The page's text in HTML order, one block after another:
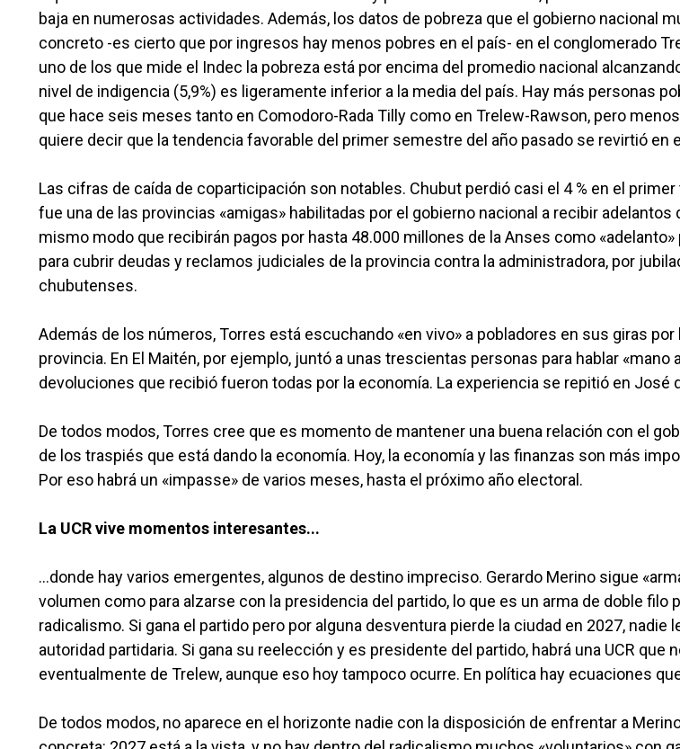
baja en numerosas actividades. Además, los datos de pobreza que el gobierno nacional
concreto -es cierto que por ingresos hay menos pobres en el país- en el conglomerado
uno de los que mide el Indec la pobreza está por encima del promedio nacional
nivel de indigencia (5,9%) es ligeramente inferior a la media del país. Hay más personas
que hace seis meses tanto en Comodoro-Rada Tilly como en Trelew-Rawson, pero
quiere decir que la tendencia favorable del primer semestre del año pasado se revirtió en
Las cifras de caída de coparticipación son notables. Chubut perdió casi el 4 % en el
fue una de las provincias «amigas» habilitadas por el gobierno nacional a recibir adelantos
mismo modo que recibirán pagos por hasta 48.000 millones de la Anses como «adelanto»
para cubrir deudas y reclamos judiciales de la provincia contra la administradora, por
chubutenses.
Además de los números, Torres está escuchando «en vivo» a pobladores en sus giras por
provincia. En El Maitén, por ejemplo, juntó a unas trescientas personas para hablar «mano
devoluciones que recibió fueron todas por la economía. La experiencia se repitió en José
De todos modos, Torres cree que es momento de mantener una buena relación con el
de los traspiés que está dando la economía. Hoy, la economía y las finanzas son más
Por eso habrá un «impasse» de varios meses, hasta el próximo año electoral.
La UCR vive momentos interesantes...
...donde hay varios emergentes, algunos de destino impreciso. Gerardo Merino sigue
volumen como para alzarse con la presidencia del partido, lo que es un arma de doble filo
radicalismo. Si gana el partido pero por alguna desventura pierde la ciudad en 2027, nadie
autoridad partidaria. Si gana su reelección y es presidente del partido, habrá una UCR que
eventualmente de Trelew, aunque eso hoy tampoco ocurre. En política hay ecuaciones
De todos modos, no aparece en el horizonte nadie con la disposición de enfrentar a